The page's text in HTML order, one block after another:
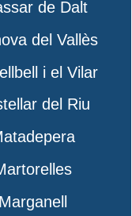
de Dalt
del Vallès
i el Vilar
del Riu
Marganell